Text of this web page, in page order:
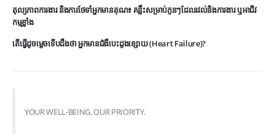
តុល្យភាពការងារ និងការថែទាំអ្នកមានគុណ៖ គន្លឹះសម្រាប់កូនៗដែលរវល់និងការងារ ឬអាជីវ
កម្មខ្លាំង
តើធ្វើដូចម្តេចទើបដឹងថា អ្នកមានជំងឺបេះដូងខ្សោយ (Heart Failure)?
YOUR WELL-BEING, OUR PRIORITY.